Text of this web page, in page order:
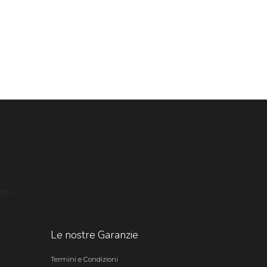
Le nostre Garanzie
Termini e Condizioni